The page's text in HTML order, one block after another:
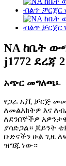
NA ከቤት
j1772 ደረጃ
አጭር መግለጫ፡-
የጋራ ኢቪ ቻርጅ
ለመልእክትዎ እና
ለደንበኞችዎ
ያሳድጋል። ጆይንት
ቡድናችን ሁል ጊዜ
ዝግጁ ነው።